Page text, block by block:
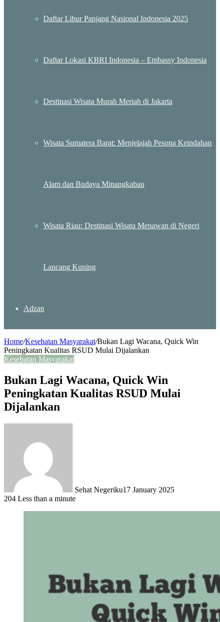
Daftar Libur Panjang Nasional Indonesia 2025
Daftar Lokasi KBRI Indonesia – Embassy Indonesia
Destinasi Wisata Murah Meriah di Jakarta
Wisata Sumatera Barat: Menjelajah Pesona Keindahan
Alam dan Budaya Minangkabau
Wisata Riau: Destinasi Wisata Menawan di Negeri
Lancang Kuning
Adzan
Home/Kesehatan Masyarakat/Bukan Lagi Wacana, Quick Win
Peningkatan Kualitas RSUD Mulai Dijalankan
Kesehatan Masyarakat
Bukan Lagi Wacana, Quick Win
Peningkatan Kualitas RSUD Mulai
Dijalankan
Sehat Negeriku17 January 2025
204 Less than a minute